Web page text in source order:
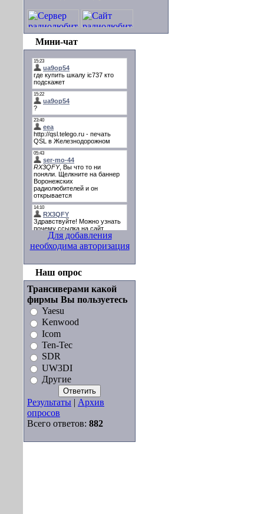
Мини-чат
Для добавления
необходима авторизация
Наш опрос
Трансиверами какой
фирмы Вы пользуетесь
Yaesu
Kenwood
Icom
Ten-Tec
SDR
UW3DI
Другие
Результаты | Архив
опросов
Всего ответов: 882